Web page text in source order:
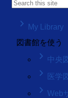
keyboard_arrow_right
My Library
図書館を使う
keyboard_arrow_right 中央
keyboard_arrow_right 医学
keyboard_arrow_right Web